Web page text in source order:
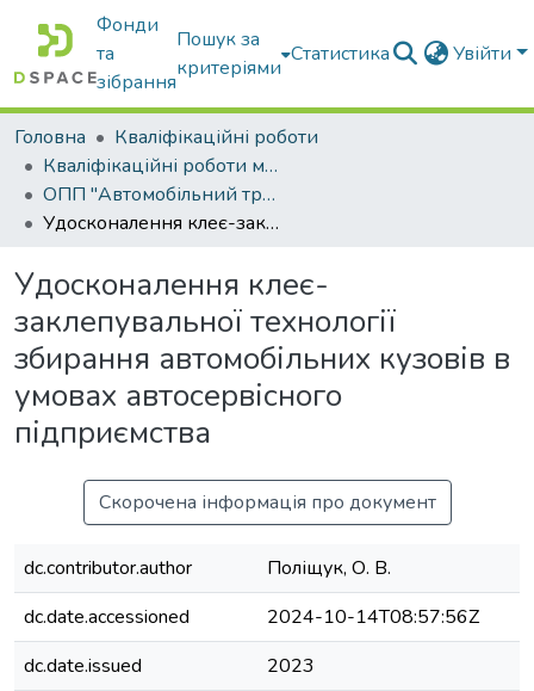
Фонди
та
зібрання
Пошук за
критеріями
Статистика Увійти
Головна
Кваліфікаційні роботи
Кваліфікаційні роботи магістрів
ОПП "Автомобільний транспорт"
Удосконалення клеє-заклепувальної технології збирання автомобільних кузовів в умовах автосервісного підприємства
Удосконалення клеє-
заклепувальної технології
збирання автомобільних кузовів в
умовах автосервісного
підприємства
Скорочена інформація про документ
dc.contributor.author
Поліщук, О. В.
dc.date.accessioned
2024-10-14T08:57:56Z
dc.date.issued
2023